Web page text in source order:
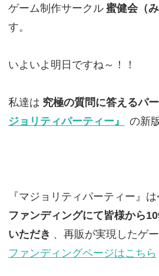
ゲーム制作サークル 蜜健会（
す。
いよいよ明日ですね～！！
私達は 究極の質問に答えるパ
ジョリティパーティー』
の新
『マジョリティパーティー』
ファンディングにて皆様から
いただき 、再販が実現したゲ
ファンディングページはこちら